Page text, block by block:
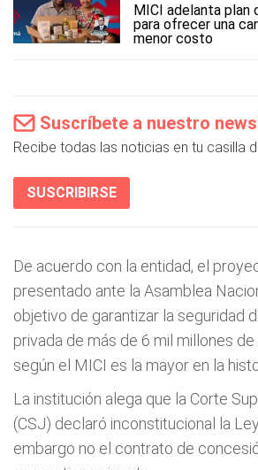
MICI adelanta plan
para ofrecer una
menor costo
Suscríbete a nuestro
Recibe todas las noticias en tu casilla
SUSCRIBIRSE
De acuerdo con la entidad, el
presentado ante la Asamblea
objetivo de garantizar la seguridad
privada de más de 6 mil millones
según el MICI es la mayor en la
La institución alega que la Corte
(CSJ) declaró inconstitucional la
embargo no el contrato de